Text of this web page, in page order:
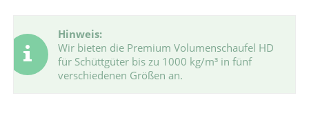
Hinweis:
Wir bieten die Premium Volumenschaufel HD
für Schüttgüter bis zu 1000 kg/m³ in fünf
verschiedenen Größen an.